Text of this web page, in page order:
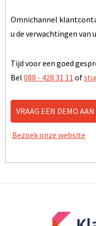
Omnichannel
u de verwachtingen van
Tijd voor een goed
Bel 088 - 428 31 11 of
VRAAG EEN DEMO AAN
Bezoek onze website